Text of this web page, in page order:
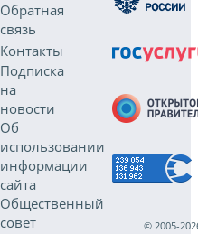
Обратная
связь
Контакты
Подписка
на
новости
Об
использовании
информации
сайта
Общественный
совет
© 2005-